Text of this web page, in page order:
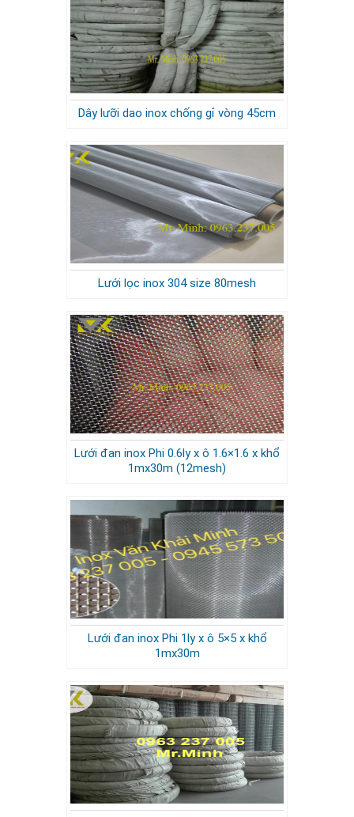
Dây lưỡi dao inox chống gỉ vòng 45cm
Lưới lọc inox 304 size 80mesh
Lưới đan inox Phi 0.6ly x ô 1.6×1.6 x khổ
1mx30m (12mesh)
Lưới đan inox Phi 1ly x ô 5×5 x khổ
1mx30m